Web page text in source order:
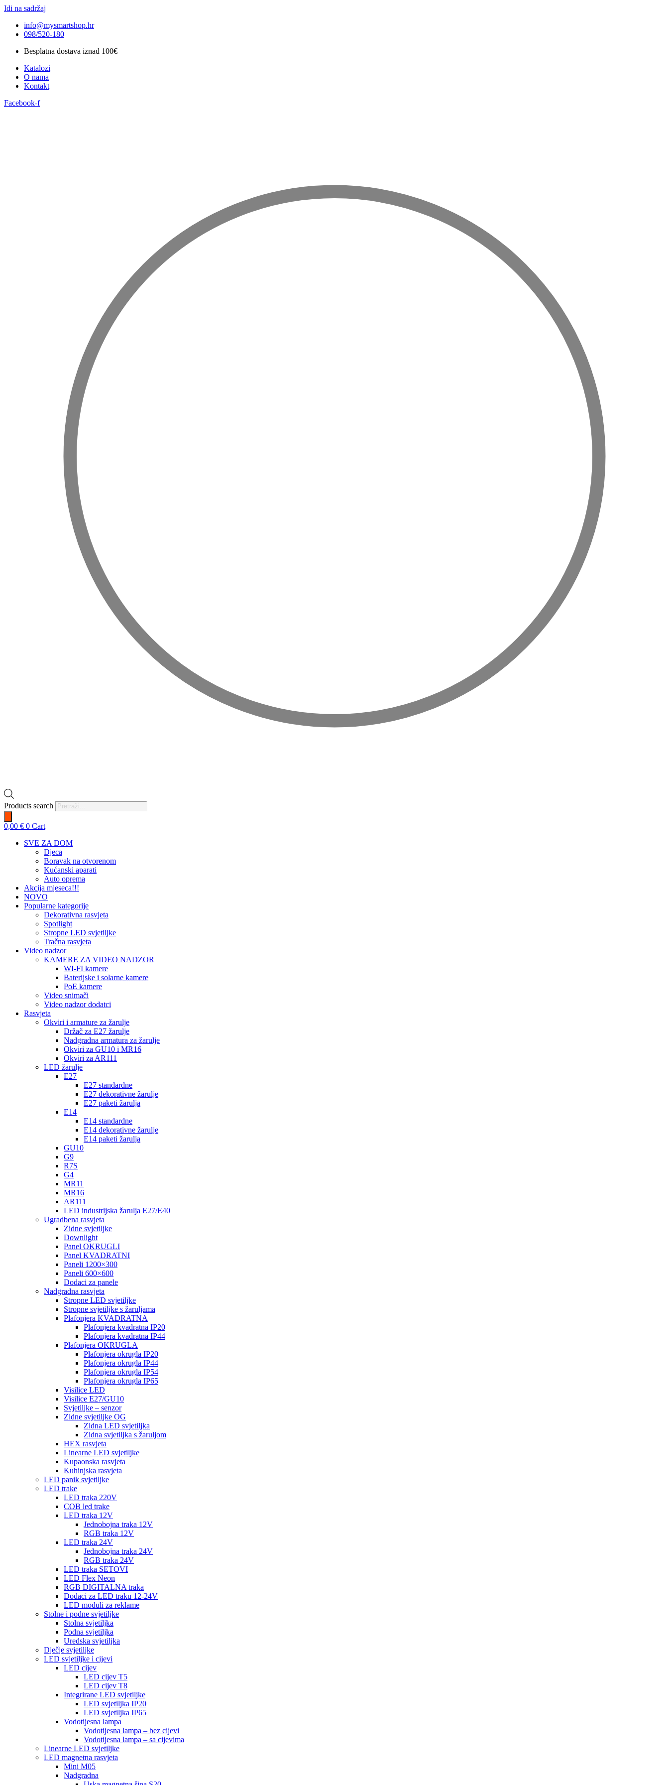
Idi na sadržaj
info@mysmartshop.hr
098/520-180
Besplatna dostava iznad 100€
Katalozi
O nama
Kontakt
Facebook-f
Products search
0,00 € 0 Cart
SVE ZA DOM
Djeca
Boravak na otvorenom
Kućanski aparati
Auto oprema
Akcija mjeseca!!!
NOVO
Popularne kategorije
Dekorativna rasvjeta
Spotlight
Stropne LED svjetiljke
Tračna rasvjeta
Video nadzor
KAMERE ZA VIDEO NADZOR
WI-FI kamere
Baterijske i solarne kamere
PoE kamere
Video snimači
Video nadzor dodatci
Rasvjeta
Okviri i armature za žarulje
Držač za E27 žarulje
Nadgradna armatura za žarulje
Okviri za GU10 i MR16
Okviri za AR111
LED žarulje
E27
E27 standardne
E27 dekorativne žarulje
E27 paketi žarulja
E14
E14 standardne
E14 dekorativne žarulje
E14 paketi žarulja
GU10
G9
R7S
G4
MR11
MR16
AR111
LED industrijska žarulja E27/E40
Ugradbena rasvjeta
Zidne svjetiljke
Downlight
Panel OKRUGLI
Panel KVADRATNI
Paneli 1200×300
Paneli 600×600
Dodaci za panele
Nadgradna rasvjeta
Stropne LED svjetiljke
Stropne svjetiljke s žaruljama
Plafonjera KVADRATNA
Plafonjera kvadratna IP20
Plafonjera kvadratna IP44
Plafonjera OKRUGLA
Plafonjera okrugla IP20
Plafonjera okrugla IP44
Plafonjera okrugla IP54
Plafonjera okrugla IP65
Visilice LED
Visilice E27/GU10
Svjetiljke – senzor
Zidne svjetiljke OG
Zidna LED svjetiljka
Zidna svjetiljka s žaruljom
HEX rasvjeta
Linearne LED svjetiljke
Kupaonska rasvjeta
Kuhinjska rasvjeta
LED panik svjetiljke
LED trake
LED traka 220V
COB led trake
LED traka 12V
Jednobojna traka 12V
RGB traka 12V
LED traka 24V
Jednobojna traka 24V
RGB traka 24V
LED traka SETOVI
LED Flex Neon
RGB DIGITALNA traka
Dodaci za LED traku 12-24V
LED moduli za reklame
Stolne i podne svjetiljke
Stolna svjetiljka
Podna svjetiljka
Uredska svjetiljka
Dječje svjetiljke
LED svjetiljke i cijevi
LED cijev
LED cijev T5
LED cijev T8
Integrirane LED svjetiljke
LED svjetiljka IP20
LED svjetiljka IP65
Vodotijesna lampa
Vodotijesna lampa – bez cijevi
Vodotijesna lampa – sa cijevima
Linearne LED svjetiljke
LED magnetna rasvjeta
Mini M05
Nadgradna